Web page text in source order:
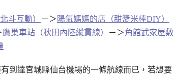
斗互動） －＞ 陽氣媽媽的店（甜醬米棒DIY）
鷹巢車站（秋田內陸縱貫線） －＞角館武家屋敷
到達宮城縣仙台機場的一條航線而已，若想要